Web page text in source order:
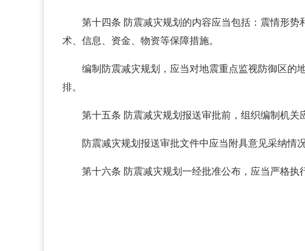
第十四条 防震减灾规划的内容应当包括：震情形
术、信息、资金、物资等保障措施。
编制防震减灾规划，应当对地震重点监视防御区的
排。
第十五条 防震减灾规划报送审批前，组织编制机关
防震减灾规划报送审批文件中应当附具意见采纳情
第十六条 防震减灾规划一经批准公布，应当严格执